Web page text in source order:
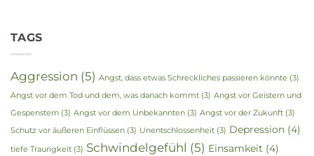
TAGS
Aggression (5) Angst, dass etwas Schreckliches passieren könnte (3)
Angst vor dem Tod und dem, was danach kommt (3) Angst vor Geistern und
Gespenstern (3) Angst vor dem Unbekannten (3) Angst vor der Zukunft (3)
Schutz vor äußeren Einflüssen (3) Unentschlossenheit (3) Depression (4)
tiefe Traurigkeit (3) Schwindelgefühl (5) Einsamkeit (4)